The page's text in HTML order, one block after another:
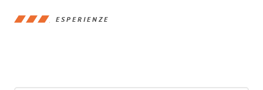
ESPERIENZE